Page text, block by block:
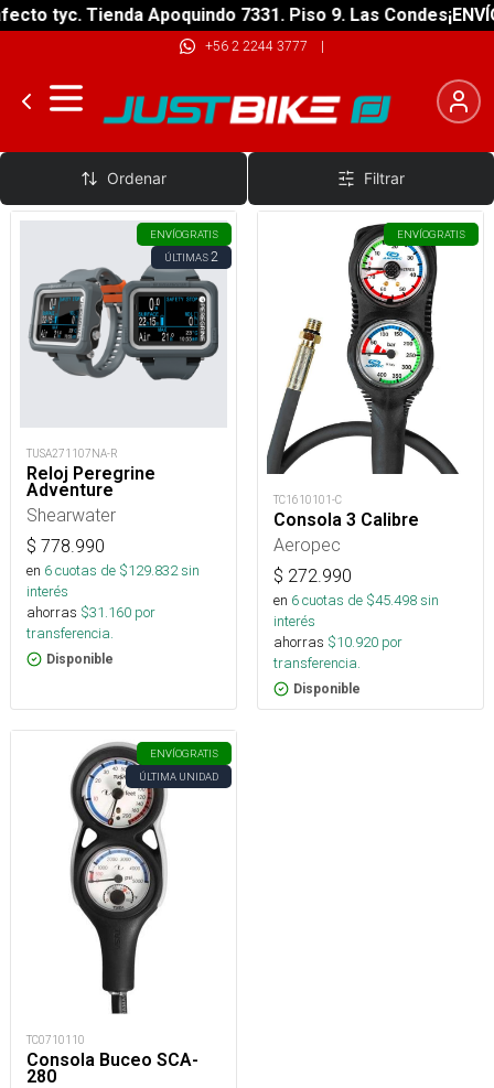
tyc. Tienda Apoquindo 7331. Piso 9. Las Condes
+56 2 2244 3777 |
Consolas De Buceo
Ordenar Filtrar
ENVÍOGRATIS
ÚLTIMAS2
TUSA271107NA-R
Reloj Peregrine
Adventure
Shearwater
$ 778.990
en 6cuotas de $129.832sin
interés
ahorras $31.160 por
transferencia.
Disponible
ENVÍOGRATIS
TC1610101-C
Consola 3 Calibre
Aeropec
$ 272.990
en 6cuotas de $45.498sin
interés
ahorras $10.920 por
transferencia.
Disponible
ENVÍOGRATIS
ÚLTIMA UNIDAD
TC0710110
Consola Buceo SCA-
280